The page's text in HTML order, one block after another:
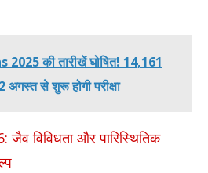
2025 की तारीखें घोषित! 14,161
से शुरू होगी परीक्षा
जैव विविधता और पारिस्थितिक